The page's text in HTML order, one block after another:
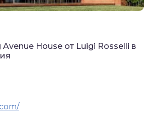
House от Luigi Rosselli в